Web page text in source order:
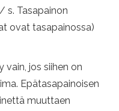
s. Tasapainon
ovat tasapainossa)
vain, jos siihen on
Epätasapainoisen
muuttaen